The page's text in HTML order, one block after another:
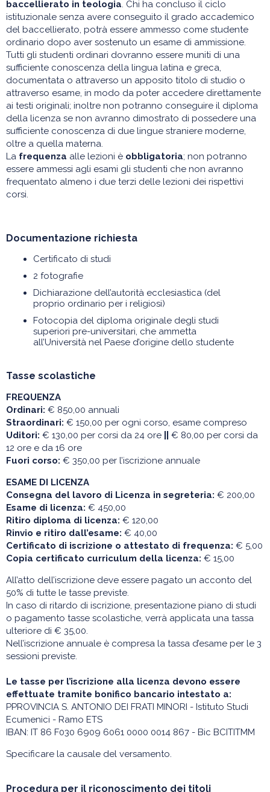
baccellierato in teologia. Chi ha concluso il ciclo
istituzionale senza avere conseguito il grado accademico
del baccellierato, potrà essere ammesso come studente
ordinario dopo aver sostenuto un esame di ammissione.
Tutti gli studenti ordinari dovranno essere muniti di una
sufficiente conoscenza della lingua latina e greca,
documentata o attraverso un apposito titolo di studio o
attraverso esame, in modo da poter accedere direttamente
ai testi originali; inoltre non potranno conseguire il diploma
della licenza se non avranno dimostrato di possedere una
sufficiente conoscenza di due lingue straniere moderne,
oltre a quella materna.
La frequenza alle lezioni è obbligatoria; non potranno
essere ammessi agli esami gli studenti che non avranno
frequentato almeno i due terzi delle lezioni dei rispettivi
corsi.
Documentazione richiesta
Certificato di studi
2 fotografie
Dichiarazione dell’autorità ecclesiastica (del
proprio ordinario per i religiosi)
Fotocopia del diploma originale degli studi
superiori pre-universitari, che ammetta
all’Università nel Paese d’origine dello studente
Tasse scolastiche
FREQUENZA
Ordinari: € 850,00 annuali
Straordinari: € 150,00 per ogni corso, esame compreso
Uditori: € 130,00 per corsi da 24 ore
€ 80,00 per corsi da
12 ore e da 16 ore
Fuori corso: € 350,00 per l’iscrizione annuale
ESAME DI LICENZA
Consegna del lavoro di Licenza in segreteria: € 200,00
Esame di licenza: € 450,00
Ritiro diploma di licenza: € 120,00
Rinvio e ritiro dall’esame: € 40,00
Certificato di iscrizione o attestato di frequenza: € 5,00
Copia certificato curriculum della licenza: € 15,00
All’atto dell’iscrizione deve essere pagato un acconto del
50% di tutte le tasse previste.
In caso di ritardo di iscrizione, presentazione piano di studi
o pagamento tasse scolastiche, verrà applicata una tassa
ulteriore di € 35,00.
Nell’iscrizione annuale è compresa la tassa d’esame per le 3
sessioni previste.
Le tasse per l’iscrizione alla licenza devono essere
effettuate tramite bonifico bancario intestato a:
PPROVINCIA S. ANTONIO DEI FRATI MINORI - Istituto Studi
Ecumenici - Ramo ETS
IBAN: IT 86 F030 6909 6061 0000 0014 867 - Bic BCITITMM
Specificare la causale del versamento.
Procedura per il riconoscimento dei titoli